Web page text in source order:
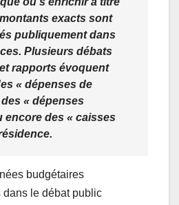
exacts sont
publiquement dans
Plusieurs débats
rapports évoquent
« dépenses de
« dépenses
encore des « caisses
budgétaires
dans le débat public